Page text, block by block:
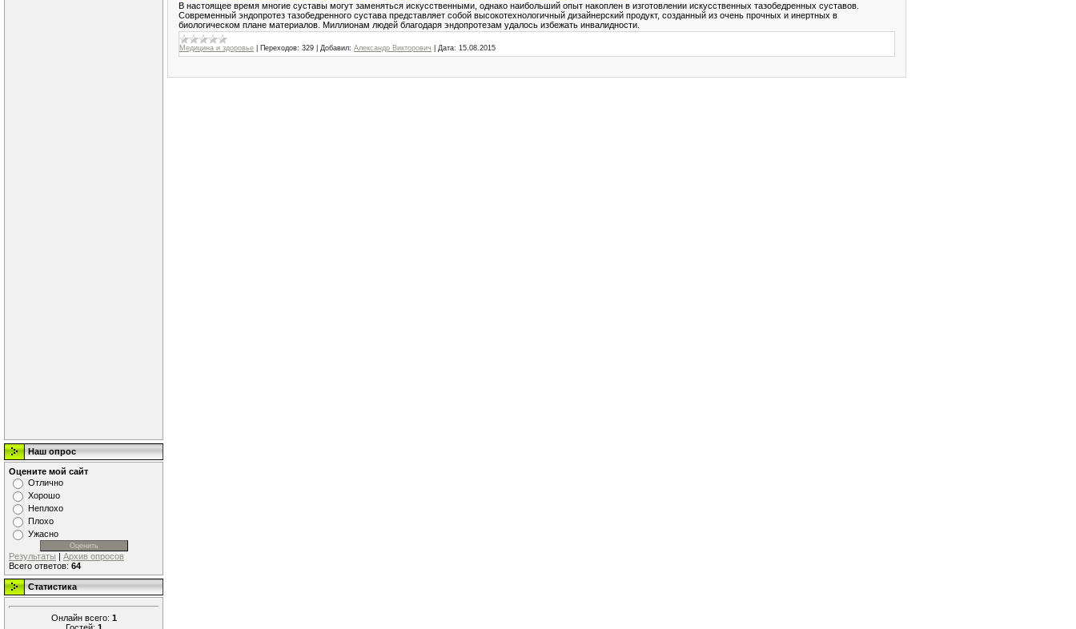
Наш опрос
Оцените мой сайт
Отлично
Хорошо
Неплохо
Плохо
Ужасно
Результаты | Архив опросов
Всего ответов: 64
Статистика
Онлайн всего: 1
В настоящее время многие суставы могут заменяться искусственными, однако наибольший опыт накоплен в изготовлении искусственных тазобедренных суставов.
Современный эндопротез тазобедренного сустава представляет собой высокотехнологичный дизайнерский продукт, созданный из очень прочных и инертных в
биологическом плане материалов. Миллионам людей благодаря эндопротезам удалось избежать инвалидности.
Медицина и здоровье Переходов: 329 Добавил: Александр Викторович Дата: 15.08.2015